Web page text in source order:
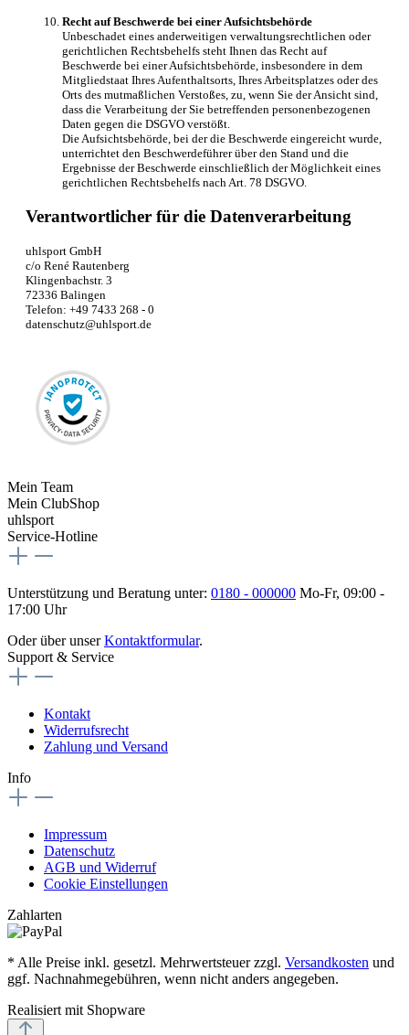
Recht auf Beschwerde bei einer Aufsichtsbehörde
Unbeschadet eines anderweitigen verwaltungsrechtlichen oder
gerichtlichen Rechtsbehelfs steht Ihnen das Recht auf
Beschwerde bei einer Aufsichtsbehörde, insbesondere in dem
Mitgliedstaat Ihres Aufenthaltsorts, Ihres Arbeitsplatzes oder des
Orts des mutmaßlichen Verstoßes, zu, wenn Sie der Ansicht sind,
dass die Verarbeitung der Sie betreffenden personenbezogenen
Daten gegen die DSGVO verstößt.
Die Aufsichtsbehörde, bei der die Beschwerde eingereicht wurde,
unterrichtet den Beschwerdeführer über den Stand und die
Ergebnisse der Beschwerde einschließlich der Möglichkeit eines
gerichtlichen Rechtsbehelfs nach Art. 78 DSGVO.
Verantwortlicher für die Datenverarbeitung
uhlsport GmbH
c/o René Rautenberg
Klingenbachstr. 3
72336 Balingen
Telefon: +49 7433 268 - 0
datenschutz@uhlsport.de
Mein Team
Mein ClubShop
uhlsport
Service-Hotline
Unterstützung und Beratung unter: 0180 - 000000 Mo-Fr, 09:00 -
17:00 Uhr
Oder über unserKontaktformular.
Support & Service
Kontakt
Widerrufsrecht
Zahlung und Versand
Info
Impressum
Datenschutz
AGB und Widerruf
Cookie Einstellungen
Zahlarten
* Alle Preise inkl. gesetzl. Mehrwertsteuer zzgl. Versandkosten und
ggf. Nachnahmegebühren, wenn nicht anders angegeben.
Realisiert mit Shopware